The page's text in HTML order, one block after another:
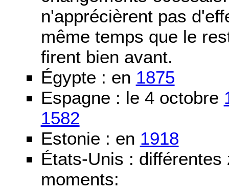
n'apprécièrent pas
même temps que le
firent bien avant.
Égypte : en 1875
Espagne : le 4 octobre
1582
Estonie : en 1918
États-Unis :
moments: